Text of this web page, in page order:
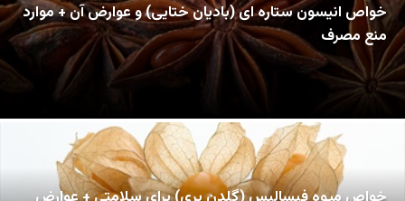
خواص انیسون ستاره ای (بادیان ختایی) و عوارض آن + موارد
منع مصرف